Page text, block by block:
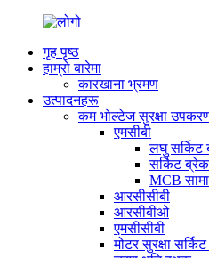
गृह पृष्ठ
हाम्रो बारेमा
कारखाना भ्रमण
उत्पादनहरू
कम भोल्टेज सुरक्षा
एमसीबी
लघु सर्किट
सर्किट
MCB
आरसीसीबी
आरसीबीओ
एमसीसीबी
मोटर सुरक्षा